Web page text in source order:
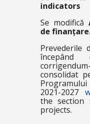
indicators
Se modifică
de
Prevederile
consolidat
2021-2027
the section
projects.